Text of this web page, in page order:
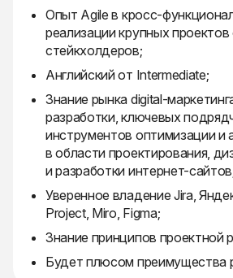
Опыт Agile в кросс-
реализации крупных
стейкхолдеров;
Английский от Intermediate;
Знание рынка digital-
разработки, ключевых
инструментов оптимизации и
в области проектирования,
и разработки интернет-
Уверенное владение Jira,
Project, Miro, Figma;
Знание принципов проектной
Будет плюсом преимущества